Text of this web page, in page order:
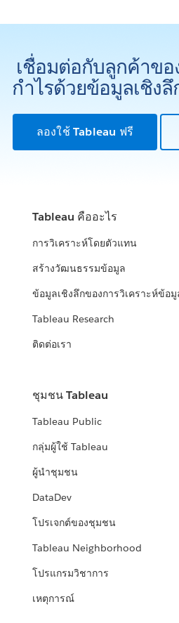
เชื่อมต่อกับลูกค้าข
กำไรด้วยข้อมูลเชิง
ลองใช้ Tableau ฟรี
Tableau คืออะไร
การวิเคราะห์โดยตัวแทน
สร้างวัฒนธรรมข้อมูล
ข้อมูลเชิงลึกของการวิเคราะห์ข้อมู
Tableau Research
ติดต่อเรา
ชุมชน Tableau
Tableau Public
กลุ่มผู้ใช้ Tableau
ผู้นำชุมชน
DataDev
โปรเจกต์ของชุมชน
Tableau Neighborhood
โปรแกรมวิชาการ
เหตุการณ์